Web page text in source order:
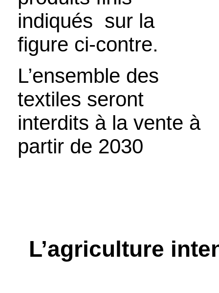
indiqués surla
figure ci-contre.
L’ensemble des
textiles seront
interdits à la vente à
partir de 2030
L’agriculture